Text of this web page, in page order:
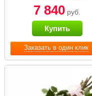
Заказать в один клик
7 840 руб.
Купить